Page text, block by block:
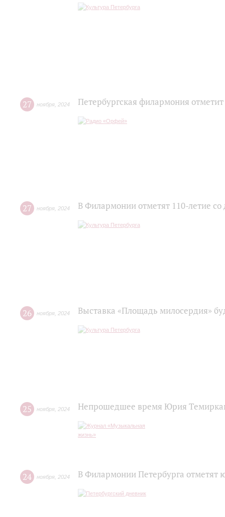
27 ноября 2024 Петербургская филармония
27 ноября 2024 В Филармонии отметят 110-летие
26 ноября 2024 Выставка «Площадь милосердия»
25 ноября 2024 Непрошедшее время Юрия
24 ноября 2024 В Филармонии Петербурга